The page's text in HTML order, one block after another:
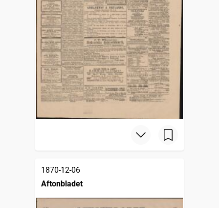
1870-12-06
Aftonbladet